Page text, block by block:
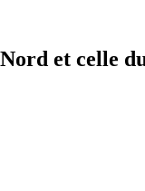
et celle